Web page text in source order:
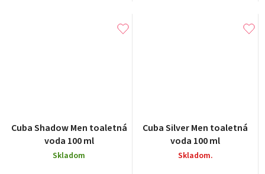
Cuba Shadow Men toaletná
voda 100 ml
Skladom
Cuba Silver Men toaletná
voda 100 ml
Skladom.